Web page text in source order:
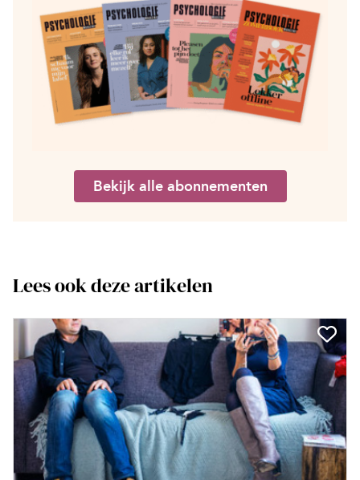
Bekijk alle abonnementen
Lees ook deze artikelen